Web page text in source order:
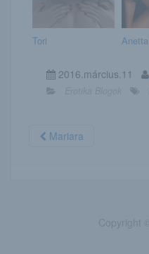
Tori Anetta
2016.március.11
Mariara